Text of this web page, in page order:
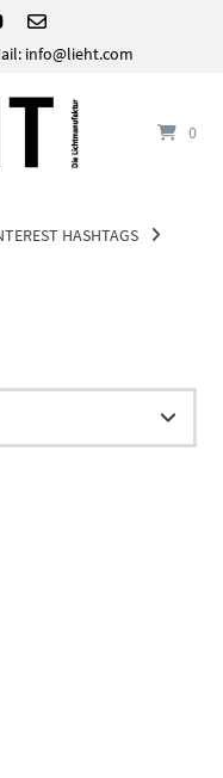
info@lieht.com
0
HASHTAGS